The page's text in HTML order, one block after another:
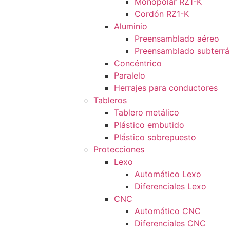
Cordón RZ1-K
Aluminio
Preensamblado aéreo
Preensamblado
Concéntrico
Paralelo
Herrajes para conductores
Tableros
Tablero metálico
Plástico embutido
Plástico sobrepuesto
Protecciones
Lexo
Automático Lexo
Diferenciales Lexo
CNC
Automático CNC
Diferenciales CNC